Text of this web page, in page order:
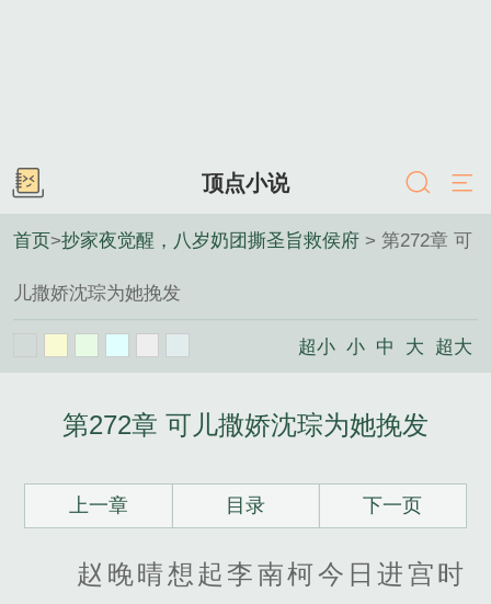
顶点小说
首页>抄家夜觉醒，八岁奶团撕圣旨救侯府 > 第272章 可
儿撒娇沈琮为她挽发
超小 小 中 大 超大
第272章 可儿撒娇沈琮为她挽发
上一章 目录 下一页
赵晚晴想起李南柯今日进宫时